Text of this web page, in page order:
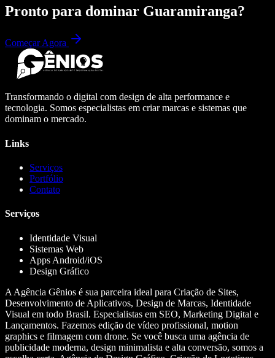
Pronto para dominar Guaramiranga?
Começar Agora
Transformando o digital com design de alta performance e
tecnologia. Somos especialistas em criar marcas e sistemas que
dominam o mercado.
Links
Serviços
Portfólio
Contato
Serviços
Identidade Visual
Sistemas Web
Apps Android/iOS
Design Gráfico
A Agência Gênios é sua parceira ideal para Criação de Sites,
Desenvolvimento de Aplicativos, Design de Marcas, Identidade
Visual em todo Brasil. Especialistas em SEO, Marketing Digital e
Lançamentos. Fazemos edição de vídeo profissional, motion
graphics e filmagem com drone. Se você busca uma agência de
publicidade moderna, design minimalista e alta conversão, somos a